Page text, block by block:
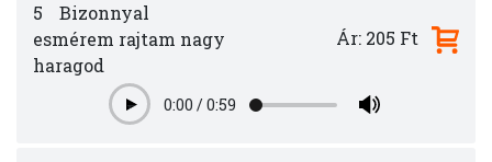
5
Bizonnyal
esmérem rajtam nagy
haragod
Play0:00 /0:59
Ár: 205 Ft